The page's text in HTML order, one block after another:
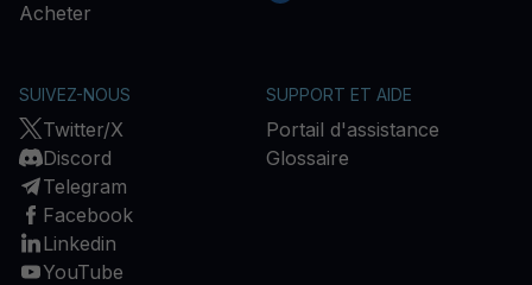
Acheter
SUIVEZ-NOUS
Twitter/X
Discord
Telegram
Facebook
Linkedin
YouTube
SUPPORT ET AIDE
Portail d'assistance
Glossaire